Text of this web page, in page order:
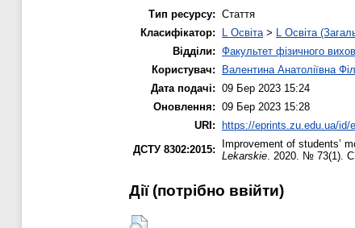
Тип ресурсу: Стаття
Класифікатор:
L Освіта> L Освіта
Відділи: Факультет фізичного
Користувач:
Валентина Анатоліївна
Дата подачі: 09 Бер 2023 15:24
Оновлення: 09 Бер 2023 15:28
URI:
https://eprints.zu.edu.ua/id/
ДСТУ 8302:2015:
Improvement of students’
Lekarskie. 2020. № 73(1).
Дії ​​(потрібно ввійти)